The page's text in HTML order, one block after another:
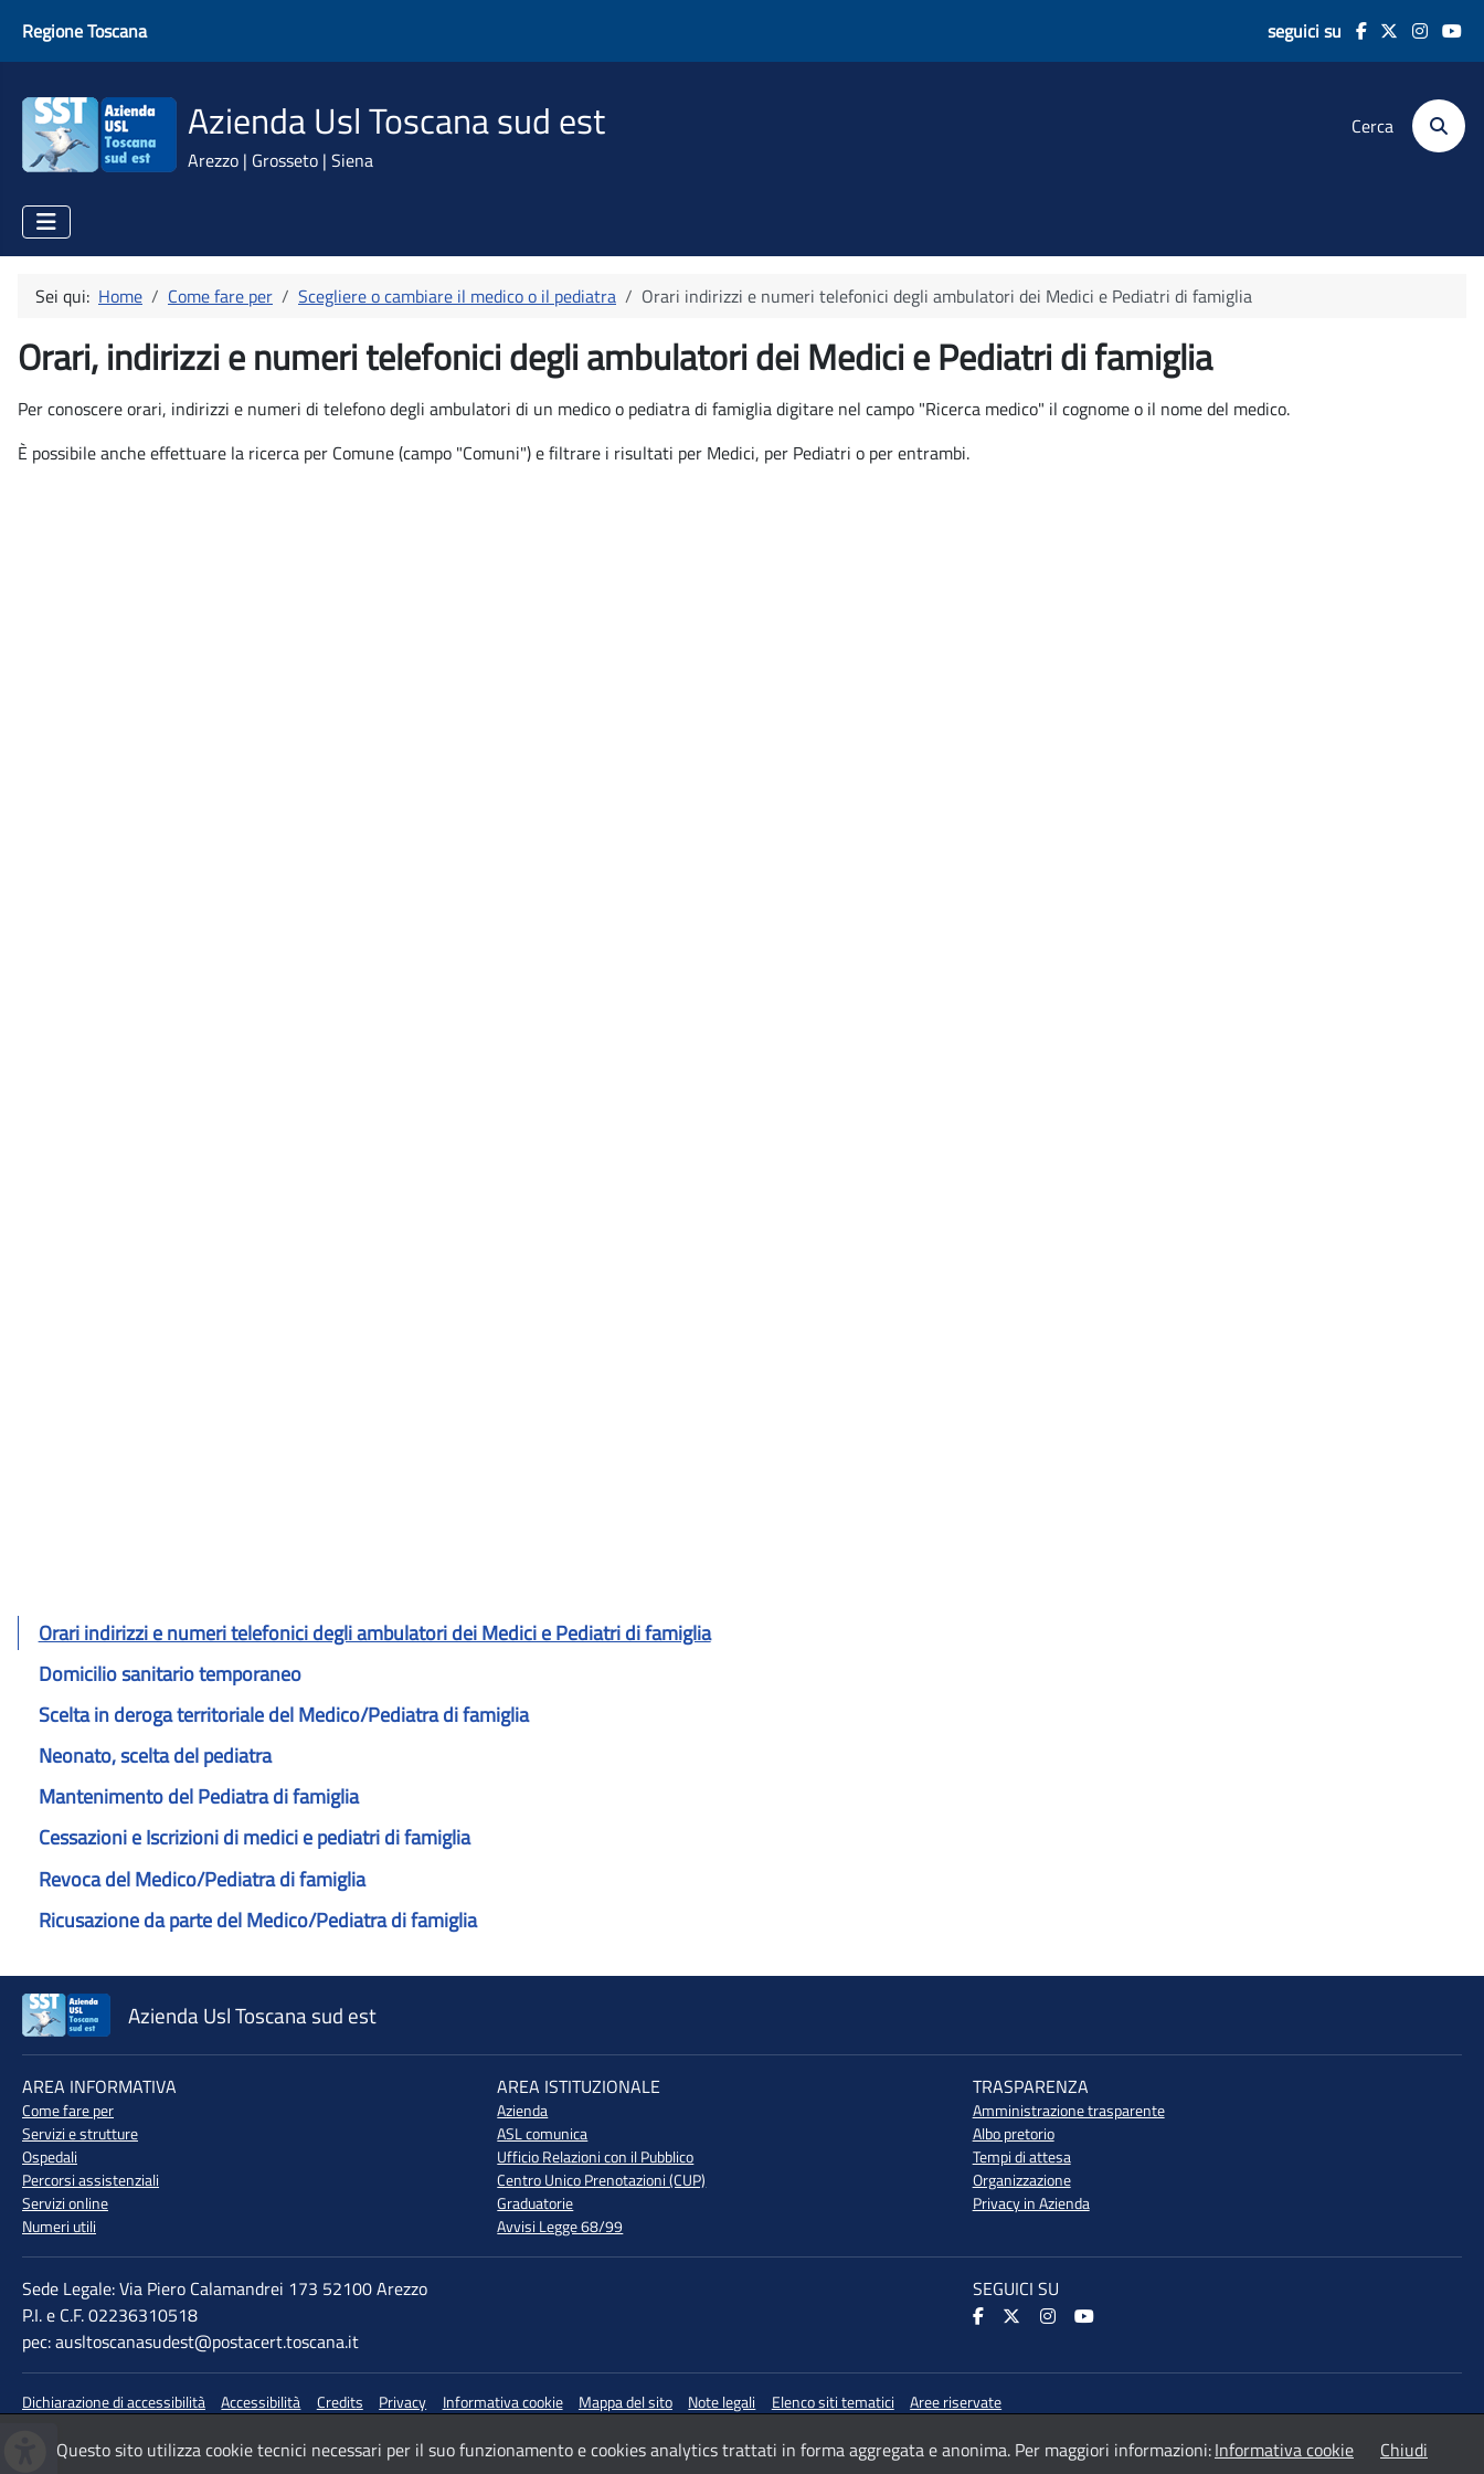
Regione Toscana seguici su
Azienda Usl Toscana sud est
Arezzo | Grosseto | Siena
Cerca
Orari indirizzi e numeri telefonici degli ambulatori dei Medici e Pediatri di famiglia
Domicilio sanitario temporaneo
Scelta in deroga territoriale del Medico/Pediatra di famiglia
Neonato, scelta del pediatra
Mantenimento del Pediatra di famiglia
Cessazioni e Iscrizioni di medici e pediatri di famiglia
Revoca del Medico/Pediatra di famiglia
Ricusazione da parte del Medico/Pediatra di famiglia
Sei qui: Home Come fare per Scegliere o cambiare il medico o il pediatra Orari indirizzi e numeri telefonici degli ambulatori dei Medici e Pediatri di famiglia
Orari, indirizzi e numeri telefonici degli ambulatori dei Medici e Pediatri di famiglia
Per conoscere orari, indirizzi e numeri di telefono degli ambulatori di un medico o pediatra di famiglia digitare nel campo "Ricerca medico" il cognome o il nome del medico.
È possibile anche effettuare la ricerca per Comune (campo "Comuni") e filtrare i risultati per Medici, per Pediatri o per entrambi.
Azienda Usl Toscana sud est
AREA INFORMATIVA
Come fare per
Servizi e strutture
Ospedali
Percorsi assistenziali
Servizi online
Numeri utili
AREA ISTITUZIONALE
Azienda
ASL comunica
Ufficio Relazioni con il Pubblico
Centro Unico Prenotazioni (CUP)
Graduatorie
Avvisi Legge 68/99
TRASPARENZA
Amministrazione trasparente
Albo pretorio
Tempi di attesa
Organizzazione
Privacy in Azienda
Sede Legale: Via Piero Calamandrei 173 52100 Arezzo
P.I. e C.F. 02236310518
pec: ausltoscanasudest@postacert.toscana.it
SEGUICI SU
Dichiarazione di accessibilità Accessibilità Credits Privacy Informativa cookie Mappa del sito Note legali Elenco siti tematici Aree riservate
Questo sito utilizza cookie tecnici necessari per il suo funzionamento e cookies analytics trattati in forma aggregata e anonima. Per maggiori informazioni:Informativa cookie Chiudi